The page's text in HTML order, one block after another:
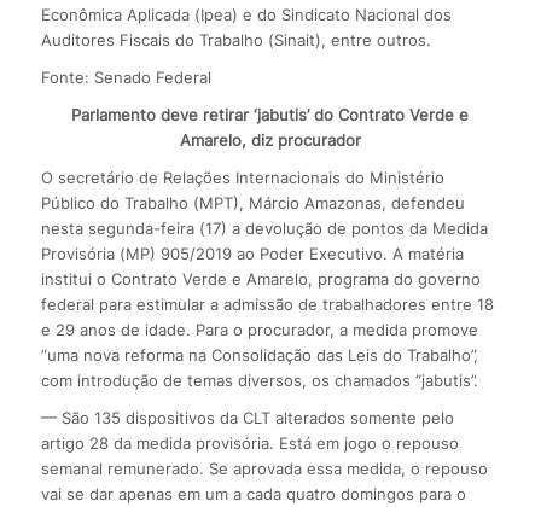
Econômica Aplicada (Ipea) e do Sindicato Nacional dos
Auditores Fiscais do Trabalho (Sinait), entre outros.
Fonte: Senado Federal
Parlamento deve retirar ‘jabutis’ do Contrato Verde e
Amarelo, diz procurador
O secretário de Relações Internacionais do Ministério
Público do Trabalho (MPT), Márcio Amazonas, defendeu
nesta segunda-feira (17) a devolução de pontos da Medida
Provisória (MP) 905/2019 ao Poder Executivo. A matéria
institui o Contrato Verde e Amarelo, programa do governo
federal para estimular a admissão de trabalhadores entre 18
e 29 anos de idade. Para o procurador, a medida promove
“uma nova reforma na Consolidação das Leis do Trabalho”,
com introdução de temas diversos, os chamados “jabutis”.
— São 135 dispositivos da CLT alterados somente pelo
artigo 28 da medida provisória. Está em jogo o repouso
semanal remunerado. Se aprovada essa medida, o repouso
vai se dar apenas em um a cada quatro domingos para o